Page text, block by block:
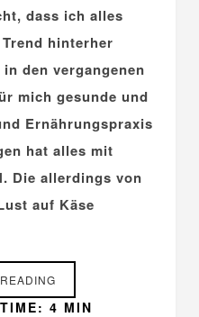
dass ich alles
hinterher
den vergangenen
mich gesunde und
Ernährungspraxis
hat alles mit
Die allerdings von
auf Käse
4 MIN